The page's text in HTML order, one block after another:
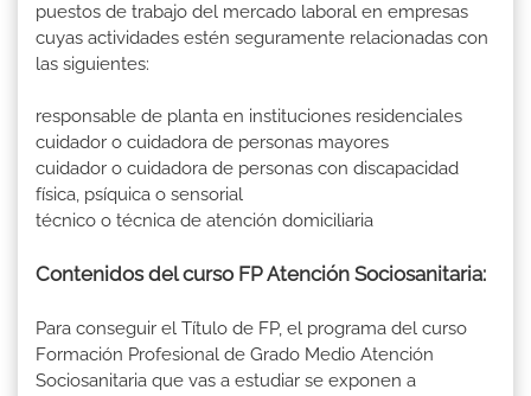
puestos de trabajo del mercado laboral en empresas
cuyas actividades estén seguramente relacionadas con
las siguientes:
responsable de planta en instituciones residenciales
cuidador o cuidadora de personas mayores
cuidador o cuidadora de personas con discapacidad
física, psíquica o sensorial
técnico o técnica de atención domiciliaria
Contenidos del curso FP Atención Sociosanitaria:
Para conseguir el Título de FP, el programa del curso
Formación Profesional de Grado Medio Atención
Sociosanitaria que vas a estudiar se exponen a